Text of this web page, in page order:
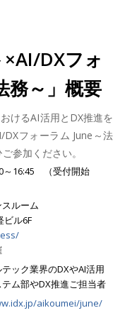
×AI/DXフォ
～」概要
けるAI活用とDX推進を
フォーラム June～法
参加ください。
～16:45 （受付開始
ルーム
ル6F
ック業界のDXやAI活用
ム部やDX推進ご担当者
aikoumei/june/